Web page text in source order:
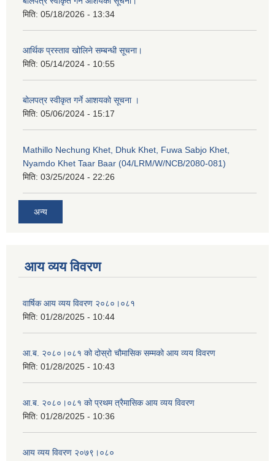
मिति: 05/18/2026 - 13:34
आर्थिक प्रस्ताव खोलिने सम्बन्धी सूचना।
मिति: 05/14/2024 - 10:55
बोलपत्र स्वीकृत गर्ने आशयको सूचना ।
मिति: 05/06/2024 - 15:17
Mathillo Nechung Khet, Dhuk Khet, Fuwa Sabjo Khet,
Nyamdo Khet Taar Baar (04/LRM/W/NCB/2080-081)
मिति: 03/25/2024 - 22:26
अन्य
आय व्यय विवरण
वार्षिक आय व्यय विवरण २०८०।०८१
मिति: 01/28/2025 - 10:44
आ.ब. २०८०।०८१ को दोस्रो चौमासिक सम्मको आय व्यय विवरण
मिति: 01/28/2025 - 10:43
आ.ब. २०८०।०८१ को प्रथम त्रैमासिक आय व्यय विवरण
मिति: 01/28/2025 - 10:36
आय व्यय विवरण २०७९।०८०